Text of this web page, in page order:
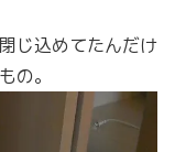
じ込めてたんだけ
の。